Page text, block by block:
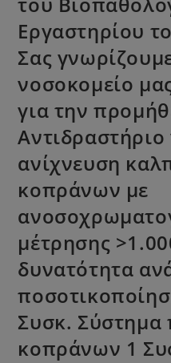
Εργαστηρίου
Σας
νοσοκομείο
για την
Αντιδραστήριο
ανίχνευση
κοπράνων με
μέτρησης
δυνατότητα
Συσκ. Σύστημα
κοπράνων 1